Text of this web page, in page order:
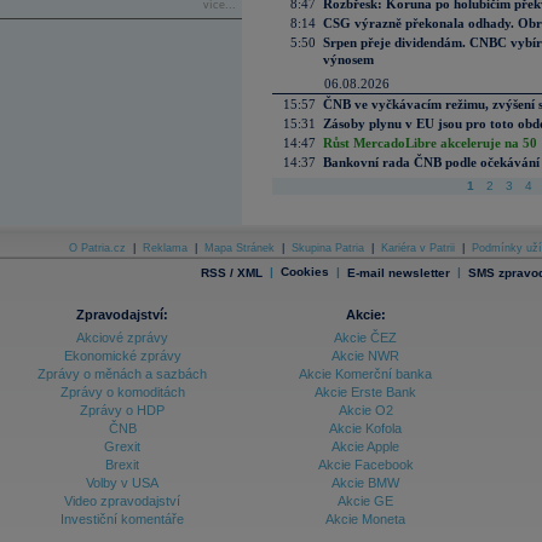
více...
8:47 Rozbřesk: Koruna po holubičím
8:14 CSG výrazně překonala odhady.
5:50 Srpen přeje dividendám. CNBC
výnosem
06.08.2026
15:57 ČNB ve vyčkávacím režimu, zvýšení
15:31
Zásoby plynu v EU jsou pro toto
14:47 Růst MercadoLibre akceleruje na
14:37 Bankovní rada ČNB podle
1 2 3 4
O Patria.cz Reklama Mapa Stránek Skupina Patria Kariéra v Patrii Podmínky
RSS / XML | Cookies | E-mail newsletter | SMS
Zpravodajství:
Akciové zprávy
Ekonomické zprávy
Zprávy o měnách a sazbách
Zprávy o komoditách
Zprávy o HDP
ČNB
Grexit
Brexit
Volby v USA
Video zpravodajství
Investiční komentáře
Akcie:
Akcie ČEZ
Akcie NWR
Akcie Komerční banka
Akcie Erste Bank
Akcie O2
Akcie Kofola
Akcie Apple
Akcie Facebook
Akcie BMW
Akcie GE
Akcie Moneta